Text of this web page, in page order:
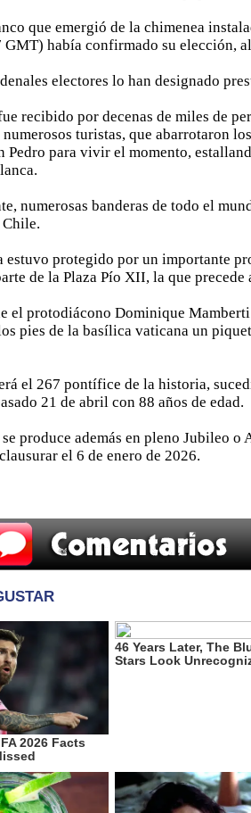
que emergió de la chimenea
había confirmado su elección,
electores lo han designado
recibido por decenas de miles de
turistas, que abarrotaron
Pedro para vivir el momento,
numerosas banderas de todo el
estuvo protegido por un importante
de la Plaza Pío XII, la que precede
el protodiácono Dominique
pies de la basílica vaticana un
el 267 pontífice de la historia,
21 de abril con 88 años de edad.
produce además en pleno Jubileo
el 6 de enero de 2026.